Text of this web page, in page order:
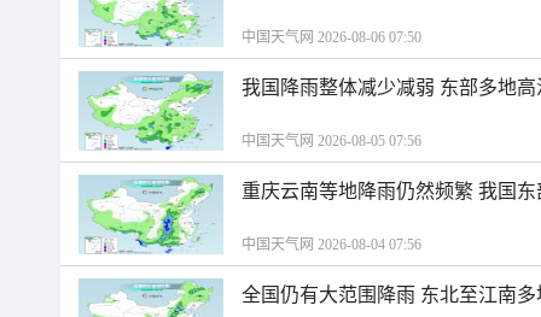
中国天气网 2026-08-06 07:50
我国降雨整体减少减弱 东部多地
中国天气网 2026-08-05 07:56
重庆云南等地降雨仍然频繁 我国
中国天气网 2026-08-04 07:56
全国仍有大范围降雨 东北至江南